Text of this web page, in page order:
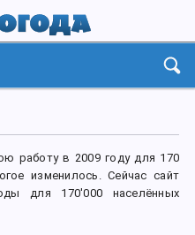
работу в 2009 году для 170
изменилось. Сейчас сайт
для 170'000 населённых